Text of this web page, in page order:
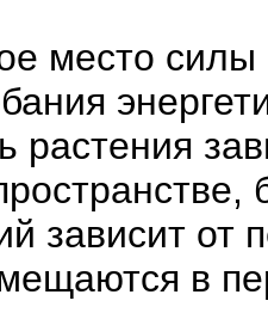
место
растения
зависит от
в